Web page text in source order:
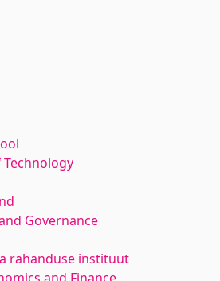
Governance
rahanduse instituut